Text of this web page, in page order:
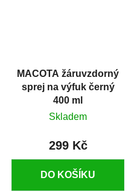
MACOTA žáruvzdorný
sprej na výfuk černý
400 ml
Skladem
299 Kč
DO KOŠÍKU